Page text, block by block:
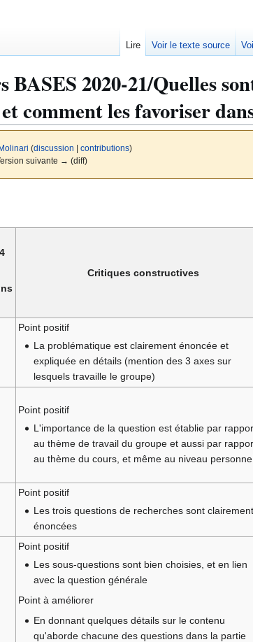
BASES 2020-21/Quelles
comment les favoriser
(discussion contributions)
suivante → (diff)
Critiques constructives
Point positif
La problématique est clairement énoncée et
expliquée en détails (mention des 3 axes sur
lesquels travaille le groupe)
Point positif
L'importance de la question est établie par
au thème de travail du groupe et aussi par
au thème du cours, et même au niveau
Point positif
Les trois questions de recherches sont clairement
énoncées
Point positif
Les sous-questions sont bien choisies, et en lien
avec la question générale
Point à améliorer
En donnant quelques détails sur le contenu
qu'aborde chacune des questions dans la partie
Lire Voir le texte source